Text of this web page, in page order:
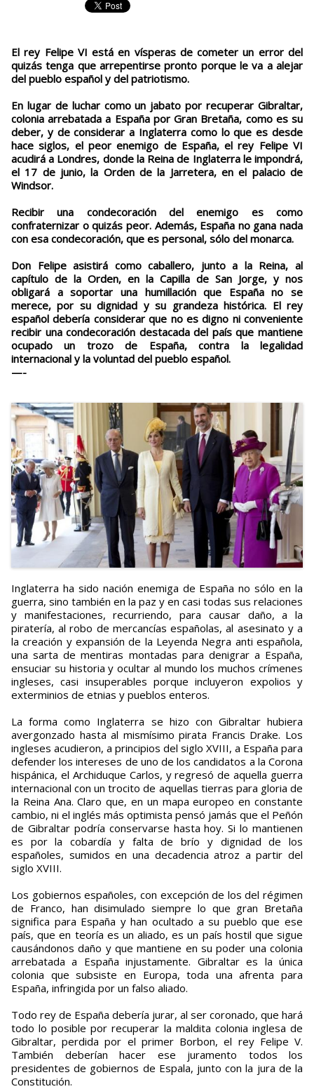
El rey Felipe VI está en vísperas de cometer un error del
quizás tenga que arrepentirse pronto porque le va a alejar
del pueblo español y del patriotismo.
En lugar de luchar como un jabato por recuperar Gibraltar,
colonia arrebatada a España por Gran Bretaña, como es su
deber, y de considerar a Inglaterra como lo que es desde
hace siglos, el peor enemigo de España, el rey Felipe VI
acudirá a Londres, donde la Reina de Inglaterra le impondrá,
el 17 de junio, la Orden de la Jarretera, en el palacio de
Windsor.
Recibir una condecoración del enemigo es como
confraternizar o quizás peor. Además, España no gana nada
con esa condecoración, que es personal, sólo del monarca.
Don Felipe asistirá como caballero, junto a la Reina, al
capítulo de la Orden, en la Capilla de San Jorge, y nos
obligará a soportar una humillación que España no se
merece, por su dignidad y su grandeza histórica. El rey
español debería considerar que no es digno ni conveniente
recibir una condecoración destacada del país que mantiene
ocupado un trozo de España, contra la legalidad
internacional y la voluntad del pueblo español.
—-
Inglaterra ha sido nación enemiga de España no sólo en la
guerra, sino también en la paz y en casi todas sus relaciones
y manifestaciones, recurriendo, para causar daño, a la
piratería, al robo de mercancías españolas, al asesinato y a
la creación y expansión de la Leyenda Negra anti española,
una sarta de mentiras montadas para denigrar a España,
ensuciar su historia y ocultar al mundo los muchos crímenes
ingleses, casi insuperables porque incluyeron expolios y
exterminios de etnias y pueblos enteros.
La forma como Inglaterra se hizo con Gibraltar hubiera
avergonzado hasta al mismísimo pirata Francis Drake. Los
ingleses acudieron, a principios del siglo XVIII, a España para
defender los intereses de uno de los candidatos a la Corona
hispánica, el Archiduque Carlos, y regresó de aquella guerra
internacional con un trocito de aquellas tierras para gloria de
la Reina Ana. Claro que, en un mapa europeo en constante
cambio, ni el inglés más optimista pensó jamás que el Peñón
de Gibraltar podría conservarse hasta hoy. Si lo mantienen
es por la cobardía y falta de brío y dignidad de los
españoles, sumidos en una decadencia atroz a partir del
siglo XVIII.
Los gobiernos españoles, con excepción de los del régimen
de Franco, han disimulado siempre lo que gran Bretaña
significa para España y han ocultado a su pueblo que ese
país, que en teoría es un aliado, es un país hostil que sigue
causándonos daño y que mantiene en su poder una colonia
arrebatada a España injustamente. Gibraltar es la única
colonia que subsiste en Europa, toda una afrenta para
España, infringida por un falso aliado.
Todo rey de España debería jurar, al ser coronado, que hará
todo lo posible por recuperar la maldita colonia inglesa de
Gibraltar, perdida por el primer Borbon, el rey Felipe V.
También deberían hacer ese juramento todos los
presidentes de gobiernos de Espala, junto con la jura de la
Constitución.